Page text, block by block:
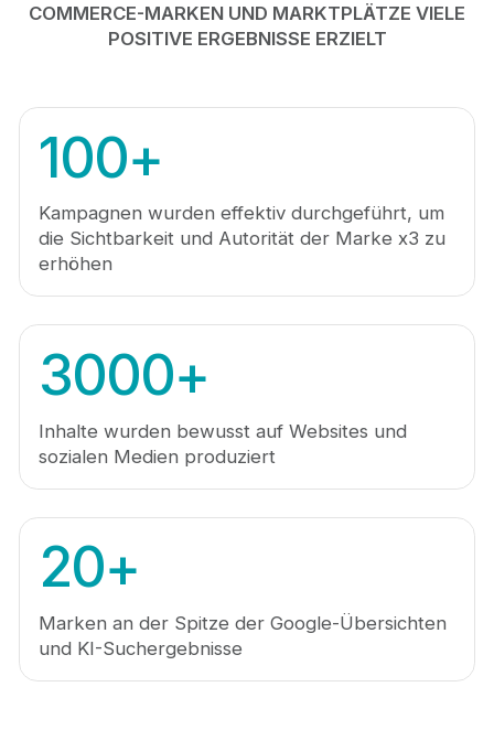
COMMERCE-MARKEN UND MARKTPLÄTZE VIELE
POSITIVE ERGEBNISSE ERZIELT
100+
Kampagnen wurden effektiv durchgeführt, um
die Sichtbarkeit und Autorität der Marke x3 zu
erhöhen
3000+
Inhalte wurden bewusst auf Websites und
sozialen Medien produziert
20+
Marken an der Spitze der Google-Übersichten
und KI-Suchergebnisse